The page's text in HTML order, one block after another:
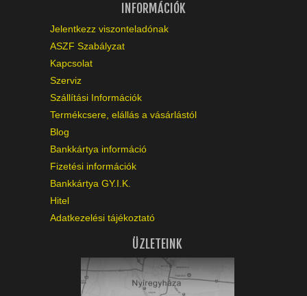
INFORMÁCIÓK
Jelentkezz viszonteladónak
ASZF Szabályzat
Kapcsolat
Szerviz
Szállítási Információk
Termékcsere, elállás a vásárlástól
Blog
Bankkártya információ
Fizetési információk
Bankkártya GY.I.K.
Hitel
Adatkezelési tájékoztató
ÜZLETEINK